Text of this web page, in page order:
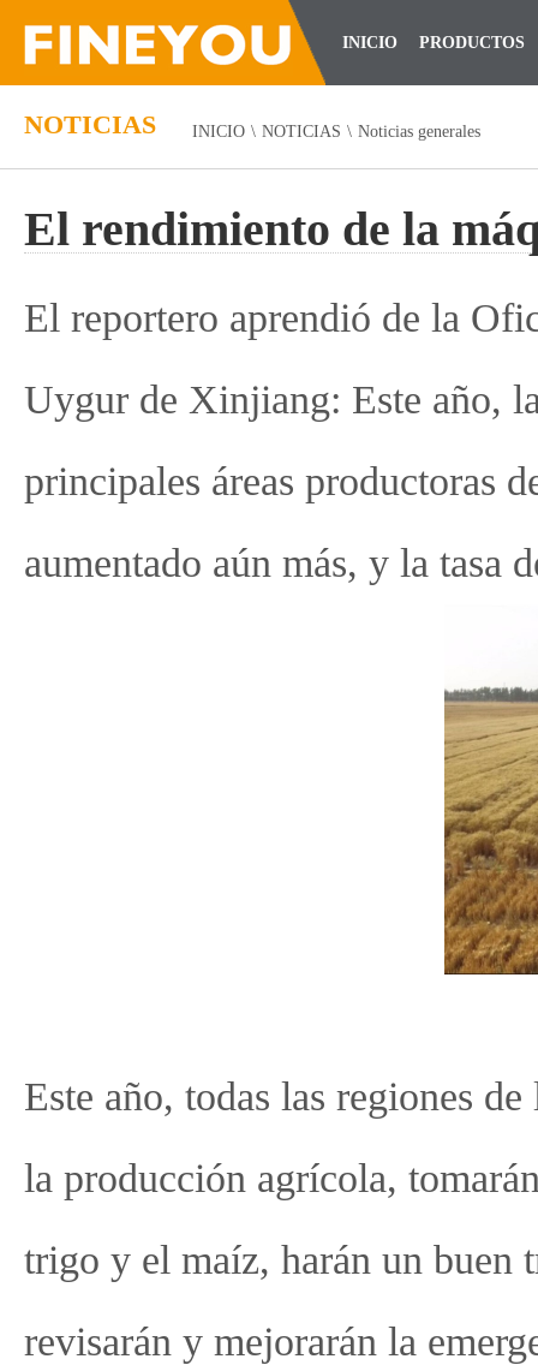
INICIO PRODUCTOS
NOTICIAS INICIO \ NOTICIAS \ Noticias generales
El rendimiento de la
El reportero aprendió de la
Uygur de Xinjiang: Este año,
principales áreas productoras
aumentado aún más, y la tasa
Este año, todas las regiones
la producción agrícola,
trigo y el maíz, harán un buen
revisarán y mejorarán la